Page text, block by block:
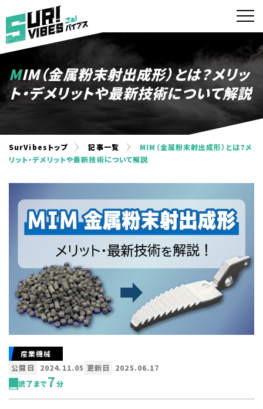
MIM（金属粉末射出成形）とは？メリッ
ト・デメリットや最新技術について解説
SurVibesトップ 記事一覧
MIM（金属粉末射出成形）とは？メ
リット・デメリットや最新技術について解説
産業機械
公開日
2024.11.05 更新日
2025.06.17
読了まで7分